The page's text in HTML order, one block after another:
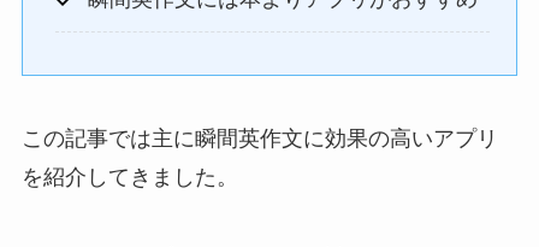
この記事では主に瞬間英作文に効果の高いアプリ
を紹介してきました。